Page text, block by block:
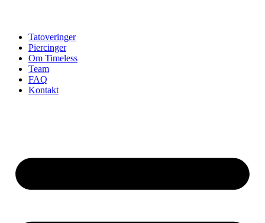
Tatoveringer
Piercinger
Om Timeless
Team
FAQ
Kontakt